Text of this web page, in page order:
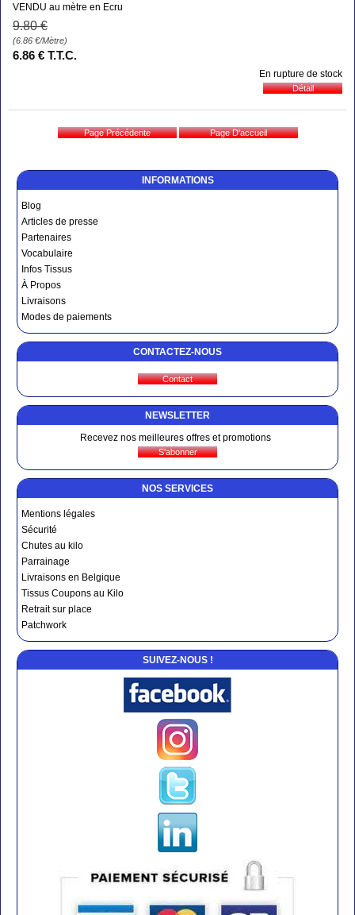
INFORMATIONS
Blog
Articles de presse
Partenaires
Vocabulaire
Infos Tissus
À Propos
Livraisons
Modes de paiements
CONTACTEZ-NOUS
NEWSLETTER
Recevez nos meilleures offres et promotions
NOS SERVICES
Mentions légales
Sécurité
Chutes au kilo
Parrainage
Livraisons en Belgique
Tissus Coupons au Kilo
Retrait sur place
Patchwork
SUIVEZ-NOUS !
VENDU au mètre en Ecru
9.80 €
(6.86 €/Mètre)
6.86 € T.T.C.
En rupture de stock